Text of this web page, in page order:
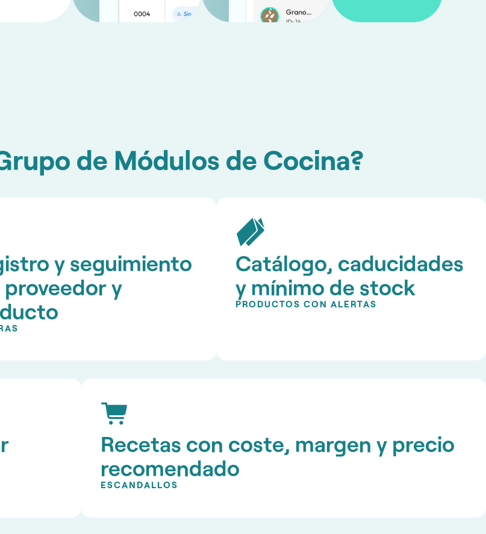
de Módulos de Cocina?
y seguimiento
y
Catálogo, caducidades
y mínimo de stock
PRODUCTOS CON ALERTAS
Recetas con coste, margen y precio
recomendado
ESCANDALLOS